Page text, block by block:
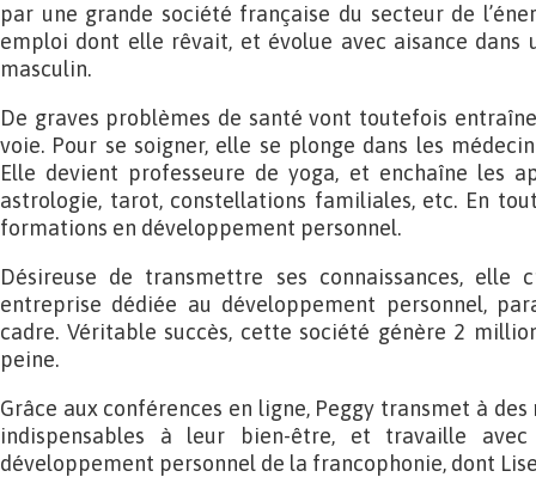
par une grande société française du secteur de
emploi dont elle rêvait, et évolue avec aisance dans
masculin.
De graves problèmes de santé vont toutefois
voie. Pour se soigner, elle se plonge dans les
Elle devient professeure de yoga, et enchaîne les
astrologie, tarot, constellations familiales, etc. En
formations en développement personnel.
Désireuse de transmettre ses connaissances, elle
entreprise dédiée au développement personnel,
cadre. Véritable succès, cette société génère 2
peine.
Grâce aux conférences en ligne, Peggy transmet à
indispensables à leur bien-être, et travaille
développement personnel de la francophonie, dont